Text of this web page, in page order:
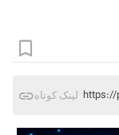
لینک کوتاه